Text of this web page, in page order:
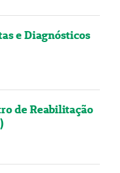
e Diagnósticos
de Reabilitação